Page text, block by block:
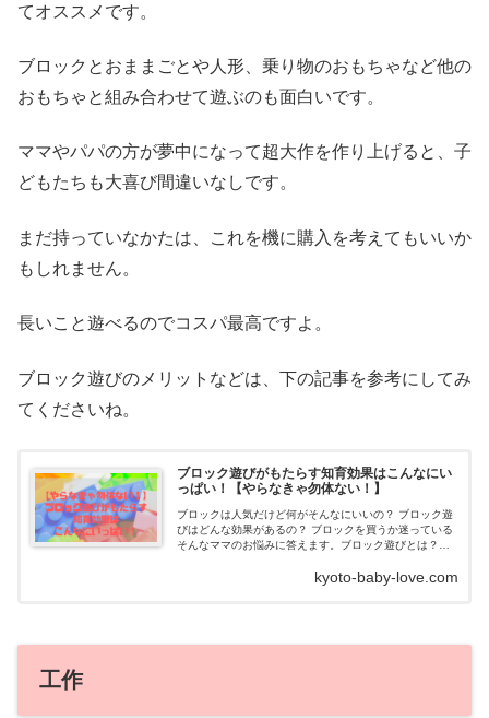
てオススメです。
ブロックとおままごとや人形、乗り物のおもちゃなど他の
おもちゃと組み合わせて遊ぶのも面白いです。
ママやパパの方が夢中になって超大作を作り上げると、子
どもたちも大喜び間違いなしです。
まだ持っていなかたは、これを機に購入を考えてもいいか
もしれません。
長いこと遊べるのでコスパ最高ですよ。
ブロック遊びのメリットなどは、下の記事を参考にしてみ
てくださいね。
ブロック遊びがもたらす知育効果はこんなにい
っぱい！【やらなきゃ勿体ない！】
ブロックは人気だけど何がそんなにいいの？ ブロック遊
びはどんな効果があるの？ ブロックを買うか迷っている
そんなママのお悩みに答えます。ブロック遊びとは？寒
kyoto-baby-love.com
工作